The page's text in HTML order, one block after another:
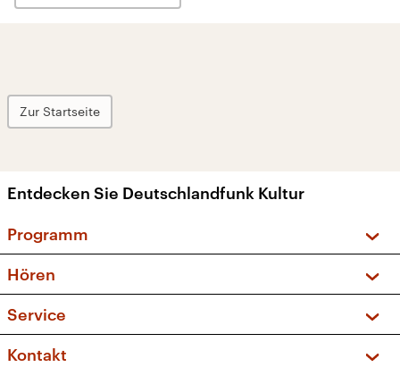
Zur Startseite
Entdecken Sie Deutschlandfunk Kultur
Programm
Sendungen und Podcasts
Musikliste
Kakadu – Das Kinderprogramm
Hören
Frequenzen (UKW + DAB+)
Service
FAQ
Kontakt